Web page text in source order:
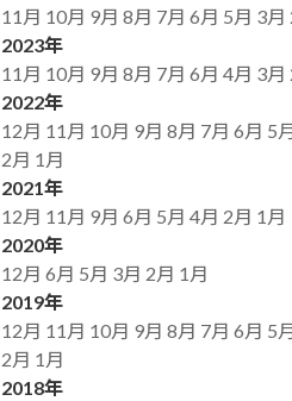
11月 10月 9月8月 7月6月 5月 3月
2023年
11月 10月 9月8月 7月6月4月 3月
2022年
12月 11月 10月 9月8月 7月6月 5
2月 1月
2021年
12月 11月 9月6月 5月4月 2月 1月
2020年
12月6月 5月 3月 2月 1月
2019年
12月 11月 10月 9月8月 7月6月 5
2月 1月
2018年